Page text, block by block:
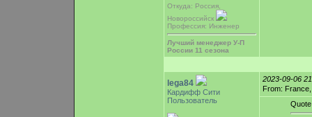
Откуда: Россия,
Новороссийск
Профессия: Инженер
Лучший менеджер У-П
России 11 сезона
lega84
Кардифф Сити
Пользователь
2023-09-06
From:
Quote